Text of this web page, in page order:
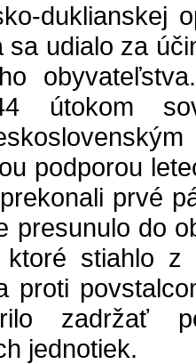
duklianskej
udialo za
útokom
podporou
prvé
presunulo do
stiahlo z
proti
zadržať
jednotiek.